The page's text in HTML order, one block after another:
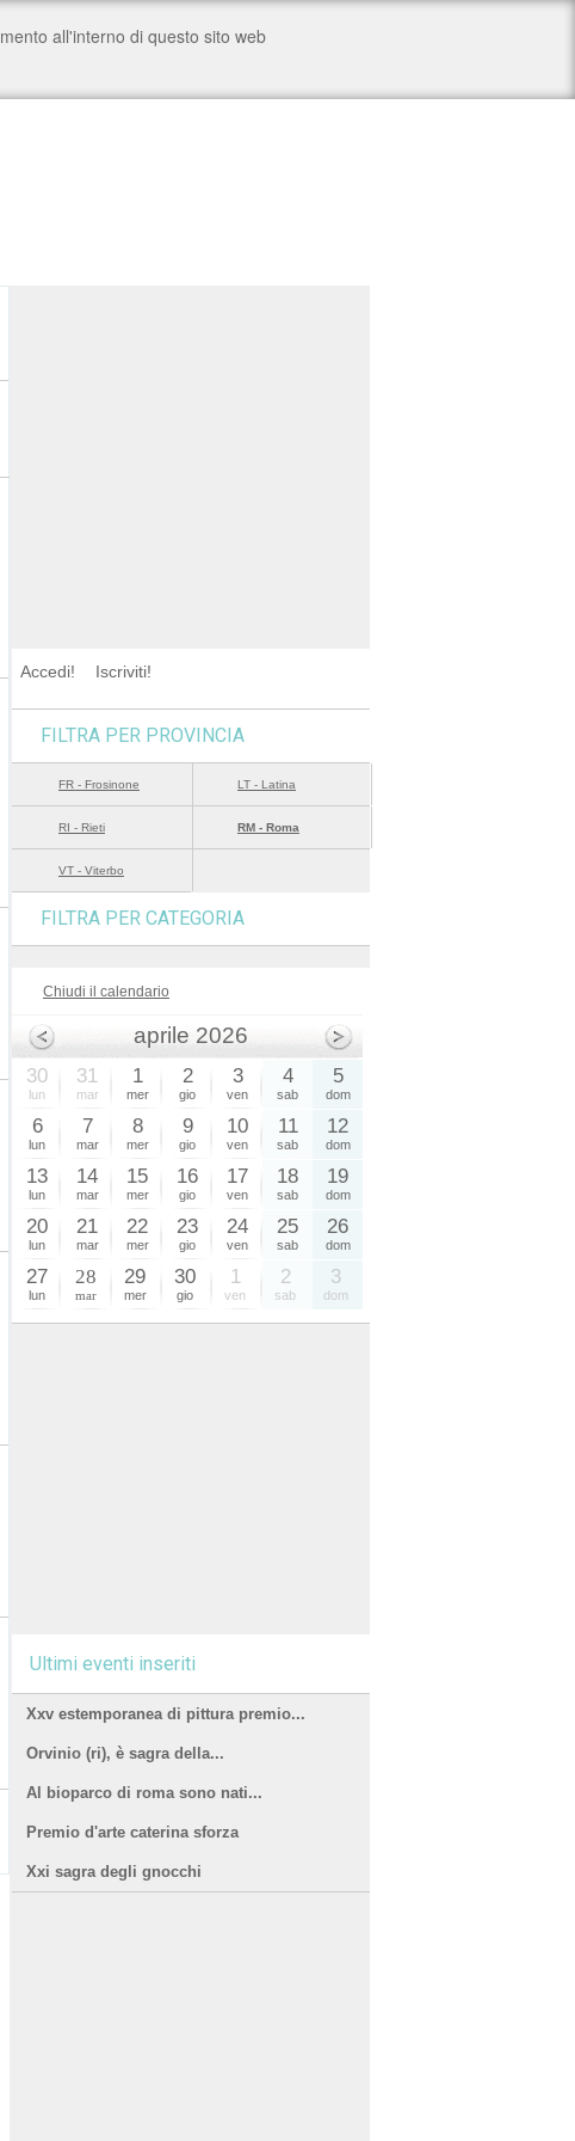
Accedi! Iscriviti!
FILTRA PER PROVINCIA
FR - Frosinone LT - Latina
RI - Rieti RM - Roma
VT - Viterbo
FILTRA PER CATEGORIA
Chiudi il calendario
aprile 2026
30
lun
31
mar
1
mer
2
gio
3
ven
4
sab
5
dom
6
lun
7
mar
8
mer
9
gio
10
ven
11
sab
12
dom
13
lun
14
mar
15
mer
16
gio
17
ven
18
sab
19
dom
20
lun
21
mar
22
mer
23
gio
24
ven
25
sab
26
dom
27
lun
28
mar
29
mer
30
gio
1
ven
2
sab
3
dom
Ultimi eventi inseriti
Xxv estemporanea di pittura premio...
Orvinio (ri), è sagra della...
Al bioparco di roma sono nati...
Premio d'arte caterina sforza
Xxi sagra degli gnocchi